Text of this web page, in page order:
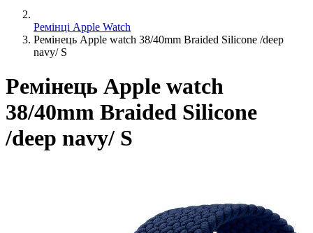
Ремінці Apple Watch
Ремінець Apple watch 38/40mm Braided Silicone /deep
navy/ S
Ремінець Apple watch
38/40mm Braided Silicone
/deep navy/ S